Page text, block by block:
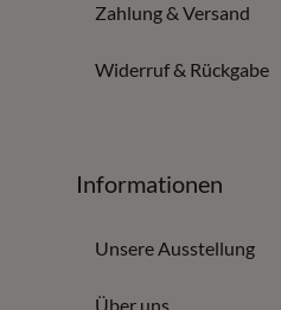
Zahlung & Versand
Widerruf & Rückgabe
Informationen
Unsere Ausstellung
Über uns